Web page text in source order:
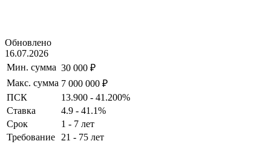
Обновлено
16.07.2026
Мин. сумма 30 000 ₽
Макс. сумма 7 000 000 ₽
ПСК
13.900 - 41.200%
Ставка
4.9 - 41.1%
Срок
1 - 7 лет
Требование
21 - 75 лет